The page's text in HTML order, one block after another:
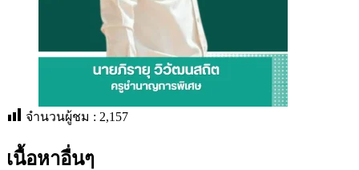
จำนวนผู้ชม : 2,157
เนื้อหาอื่นๆ